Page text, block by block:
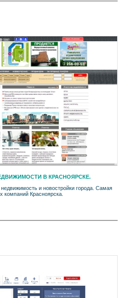
В КРАСНОЯРСКЕ.
и новостройки города. Самая
компаний Красноярска.